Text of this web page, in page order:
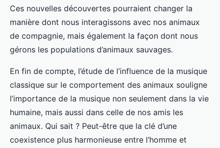
Ces nouvelles découvertes pourraient changer la
manière dont nous interagissons avec nos animaux
de compagnie, mais également la façon dont nous
gérons les populations d’animaux sauvages.
En fin de compte, l’étude de l’influence de la musique
classique sur le comportement des animaux souligne
l’importance de la musique non seulement dans la vie
humaine, mais aussi dans celle de nos amis les
animaux. Qui sait ? Peut-être que la clé d’une
coexistence plus harmonieuse entre l’homme et